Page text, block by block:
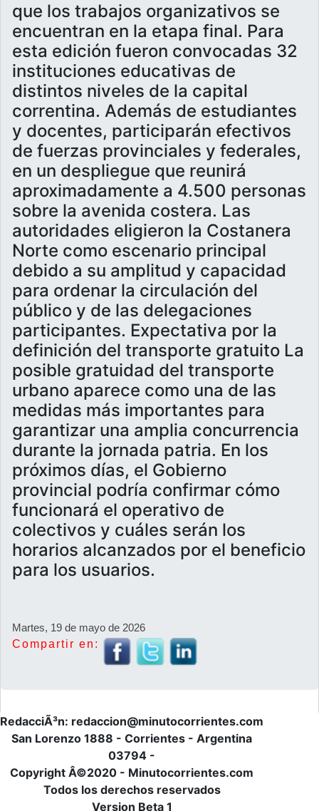
que los trabajos organizativos se
encuentran en la etapa final. Para
esta edición fueron convocadas 32
instituciones educativas de
distintos niveles de la capital
correntina. Además de estudiantes
y docentes, participarán efectivos
de fuerzas provinciales y federales,
en un despliegue que reunirá
aproximadamente a 4.500 personas
sobre la avenida costera. Las
autoridades eligieron la Costanera
Norte como escenario principal
debido a su amplitud y capacidad
para ordenar la circulación del
público y de las delegaciones
participantes. Expectativa por la
definición del transporte gratuito La
posible gratuidad del transporte
urbano aparece como una de las
medidas más importantes para
garantizar una amplia concurrencia
durante la jornada patria. En los
próximos días, el Gobierno
provincial podría confirmar cómo
funcionará el operativo de
colectivos y cuáles serán los
horarios alcanzados por el beneficio
para los usuarios.
Martes, 19 de mayo de 2026
Compartir en:
RedacciÃ³n: redaccion@minutocorrientes.com
San Lorenzo 1888 - Corrientes - Argentina
03794 -
Copyright Â©2020 - Minutocorrientes.com
Todos los derechos reservados
Version Beta 1